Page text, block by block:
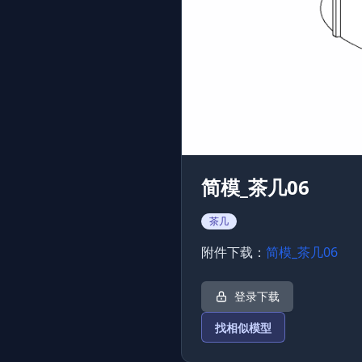
简模_茶几06
茶几
附件下载： 简模_茶几06
登录下载
找相似模型